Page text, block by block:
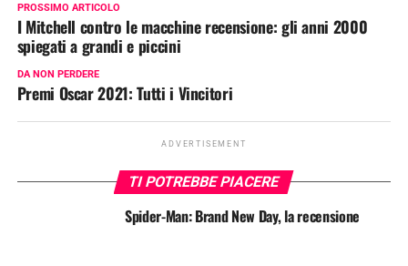
PROSSIMO ARTICOLO
I Mitchell contro le macchine recensione: gli anni 2000
spiegati a grandi e piccini
DA NON PERDERE
Premi Oscar 2021: Tutti i Vincitori
ADVERTISEMENT
TI POTREBBE PIACERE
Spider-Man: Brand New Day, la recensione